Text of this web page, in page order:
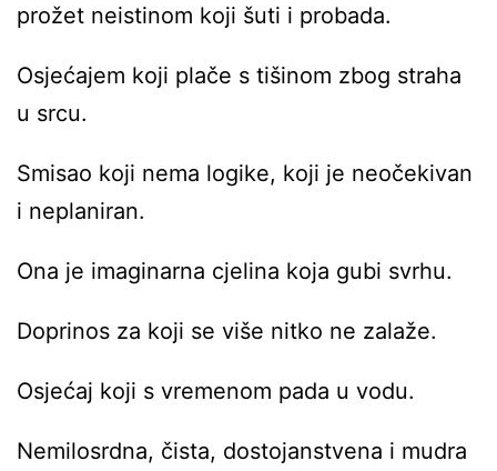
prožet neistinom koji šuti i probada.
Osjećajem koji plače s tišinom zbog straha
u srcu.
Smisao koji nema logike, koji je neočekivan
i neplaniran.
Ona je imaginarna cjelina koja gubi svrhu.
Doprinos za koji se više nitko ne zalaže.
Osjećaj koji s vremenom pada u vodu.
Nemilosrdna, čista, dostojanstvena i mudra